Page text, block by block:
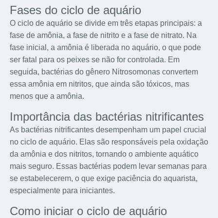
Fases do ciclo de aquário
O ciclo de aquário se divide em três etapas principais: a
fase de amônia, a fase de nitrito e a fase de nitrato. Na
fase inicial, a amônia é liberada no aquário, o que pode
ser fatal para os peixes se não for controlada. Em
seguida, bactérias do gênero Nitrosomonas convertem
essa amônia em nitritos, que ainda são tóxicos, mas
menos que a amônia.
Importância das bactérias nitrificantes
As bactérias nitrificantes desempenham um papel crucial
no ciclo de aquário. Elas são responsáveis pela oxidação
da amônia e dos nitritos, tornando o ambiente aquático
mais seguro. Essas bactérias podem levar semanas para
se estabelecerem, o que exige paciência do aquarista,
especialmente para iniciantes.
Como iniciar o ciclo de aquário